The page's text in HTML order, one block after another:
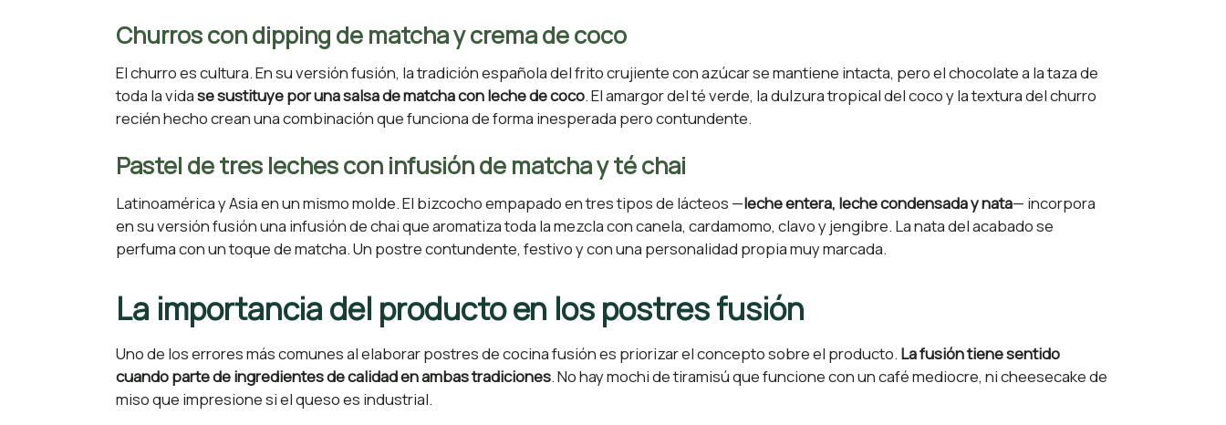
Churros con dipping de matcha y crema de coco
El churro es cultura. En su versión fusión, la tradición española del frito crujiente con azúcar se mantiene intacta, pero el chocolate a la taza de
toda la vidase sustituye por una salsa de matcha con leche de coco. El amargor del té verde, la dulzura tropical del coco y la textura del churro
recién hecho crean una combinación que funciona de forma inesperada pero contundente.
Pastel de tres leches con infusión de matcha y té chai
Latinoamérica y Asia en un mismo molde. El bizcocho empapado en tres tipos de lácteos —leche entera, leche condensada y nata— incorpora
en su versión fusión una infusión de chai que aromatiza toda la mezcla con canela, cardamomo, clavo y jengibre. La nata del acabado se
perfuma con un toque de matcha. Un postre contundente, festivo y con una personalidad propia muy marcada.
La importancia del producto en los postres fusión
Uno de los errores más comunes al elaborar postres de cocina fusión es priorizar el concepto sobre el producto. La fusión tiene sentido
cuando parte de ingredientes de calidad en ambas tradiciones. No hay mochi de tiramisú que funcione con un café mediocre, ni cheesecake de
miso que impresione si el queso es industrial.